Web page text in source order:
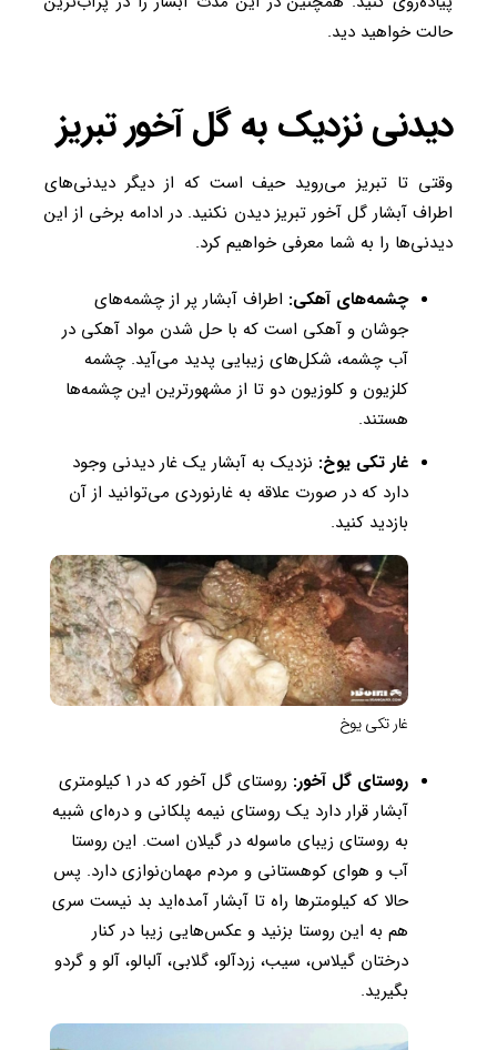
حالت خواهید دید.
دیدنی نزدیک به گل آخور تبریز
وقتی تا تبریز می‌روید حیف است که از دیگر دیدنی‌های
اطراف آبشار گل آخور تبریز دیدن نکنید. در ادامه برخی از این
دیدنی‌ها را به شما معرفی خواهیم کرد.
چشمه‌های آهکی: اطراف آبشار پر از چشمه‌های
جوشان و آهکی است که با حل شدن مواد آهکی در
آب چشمه، شکل‌های زیبایی پدید می‌آید. چشمه
کلزیون و کلوزیون دو تا از مشهورترین این چشمه‌ها
هستند.
غار تکی یوخ: نزدیک به آبشار یک غار دیدنی وجود
دارد که در صورت علاقه به غارنوردی می‌توانید از آن
بازدید کنید.
غار تکی یوخ
روستای گل آخور:
روستای گل آخور که در ۱ کیلومتری
آبشار قرار دارد یک روستای نیمه پلکانی و دره‌ای شبیه
به روستای زیبای ماسوله در گیلان است. این روستا
آب و هوای کوهستانی و مردم مهمان‌نوازی دارد. پس
حالا که کیلومترها راه تا آبشار آمده‌اید بد نیست سری
هم به این روستا بزنید و عکس‌هایی زیبا در کنار
درختان گیلاس، سیب، زردآلو، گلابی، آلبالو، آلو و گردو
بگیرید.